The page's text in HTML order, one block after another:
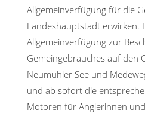
Allgemeinverfügung für die
Landeshauptstadt erwirken.
Allgemeinverfügung zur
Gemeingebrauches auf den
Neumühler See und
und ab sofort die
Motoren für Anglerinnen